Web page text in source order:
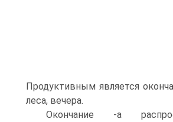
Продуктивным является
леса, вечера.
Окончание -а